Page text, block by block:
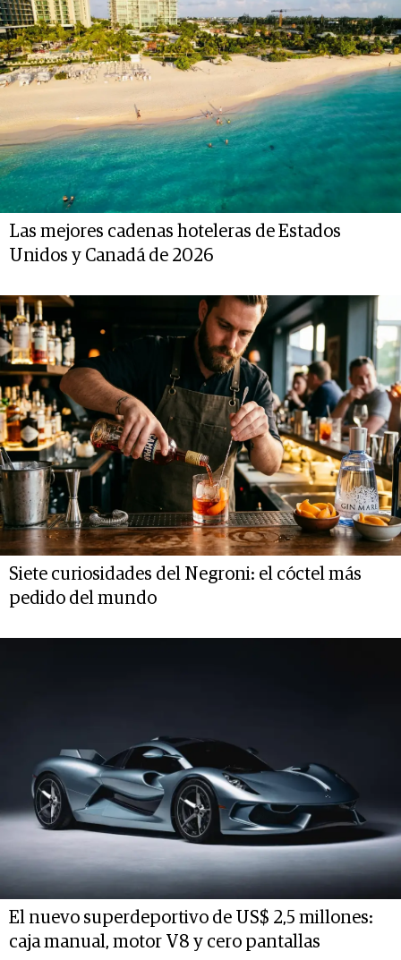
Las mejores cadenas hoteleras de Estados
Unidos y Canadá de 2026
Siete curiosidades del Negroni: el cóctel más
pedido del mundo
El nuevo superdeportivo de US$ 2,5 millones:
caja manual, motor V8 y cero pantallas